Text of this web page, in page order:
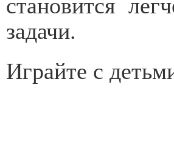
становится
задачи.
Играйте с